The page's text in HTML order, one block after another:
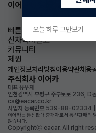
이어카 앱 다운로드
빠른승계
신차즉시출고
커뮤니티
제원
개인정보처리방침이용약관채용
주식회사 이어카
대표 유우재
인천광역시 부평구 주부토로 236, D
cs@eacar.co.kr
사업자 등록번호 539-88-
이어카는 통신판매 중개자로서 통신판매의
않습니다.
Copyrightⓒ eacar. All right
오늘 하루 그만보기